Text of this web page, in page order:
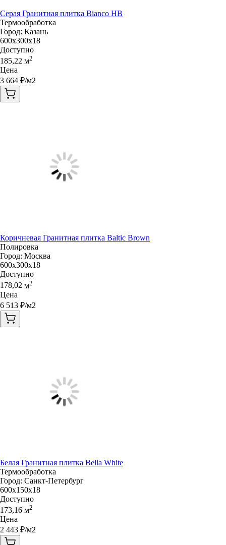
Серая Гранитная плитка Bianco HB
Термообработка
Город: Казань
600x300x18
Доступно
185,22 м2
Цена
3 664 ₽/м2
Коричневая Гранитная плитка Baltic Brown
Полировка
Город: Москва
600x300x18
Доступно
178,02 м2
Цена
6 513 ₽/м2
Белая Гранитная плитка Bella White
Термообработка
Город: Санкт-Петербург
600x150x18
Доступно
173,16 м2
Цена
2 443 ₽/м2